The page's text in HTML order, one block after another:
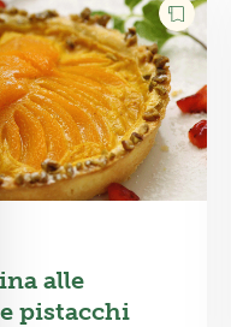
alle
e pistacchi